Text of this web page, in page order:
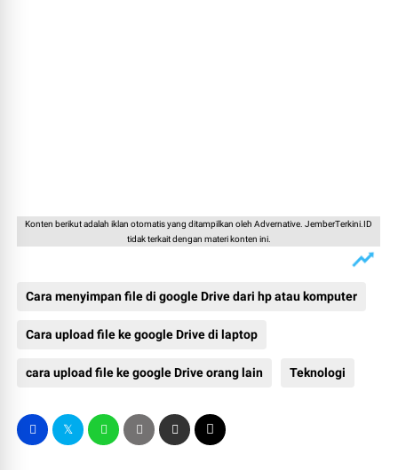
Konten berikut adalah iklan otomatis yang ditampilkan oleh Advernative. JemberTerkini.ID
tidak terkait dengan materi konten ini.
Cara menyimpan file di google Drive dari hp atau komputer
Cara upload file ke google Drive di laptop
cara upload file ke google Drive orang lain Teknologi